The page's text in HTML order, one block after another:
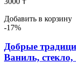
Добавить в корзину
-17%
Добрые
Ваниль, стекло,